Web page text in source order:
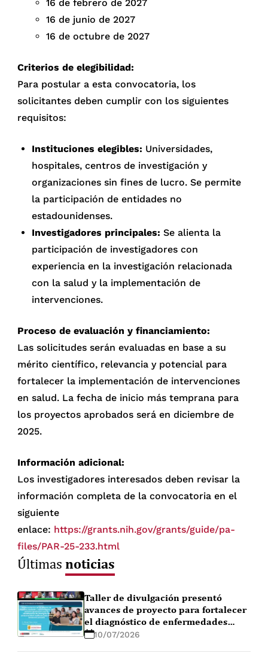
16 de febrero de 2027
16 de junio de 2027
16 de octubre de 2027
Criterios de elegibilidad:
Para postular a esta convocatoria, los
solicitantes deben cumplir con los siguientes
requisitos:
Instituciones elegibles: Universidades,
hospitales, centros de investigación y
organizaciones sin fines de lucro. Se permite
la participación de entidades no
estadounidenses.
Investigadores principales: Se alienta la
participación de investigadores con
experiencia en la investigación relacionada
con la salud y la implementación de
intervenciones.
Proceso de evaluación y financiamiento:
Las solicitudes serán evaluadas en base a su
mérito científico, relevancia y potencial para
fortalecer la implementación de intervenciones
en salud. La fecha de inicio más temprana para
los proyectos aprobados será en diciembre de
2025.
Información adicional:
Los investigadores interesados deben revisar la
información completa de la convocatoria en el
siguiente
enlace: https://grants.nih.gov/grants/guide/pa-
files/PAR-25-233.html
Últimasnoticias
Taller de divulgación presentó
avances de proyecto para fortalecer
el diagnóstico de enfermedades
febriles en la Amazonía peruana
10/07/2026